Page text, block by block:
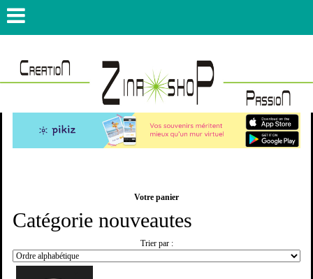
Votre panier
Catégorie nouveautes
Trier par :